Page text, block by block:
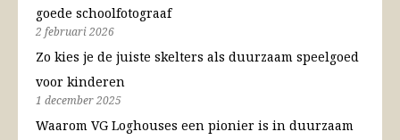
goede schoolfotograaf
2 februari 2026
Zo kies je de juiste skelters als duurzaam speelgoed
voor kinderen
1 december 2025
Waarom VG Loghouses een pionier is in duurzaam